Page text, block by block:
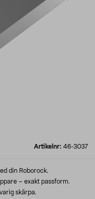
Artikelnr: 46-3037
din Roborock.
– exakt passform.
skärpa.